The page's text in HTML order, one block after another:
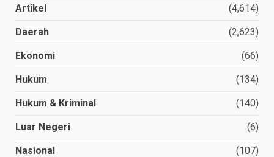
Artikel (4,614)
Daerah (2,623)
Ekonomi (66)
Hukum (134)
Hukum & Kriminal (140)
Luar Negeri (6)
Nasional (107)